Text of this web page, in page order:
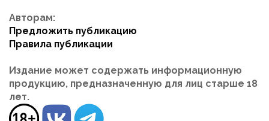
Авторам:
Предложить публикацию
Правила публикации
Издание может содержать информационную
продукцию, предназначенную для лиц старше 18
лет.